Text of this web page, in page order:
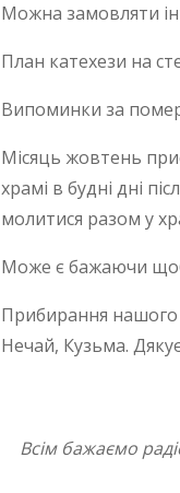
Можна замовляти
План катехези на
Випоминки за
Місяць жовтень
храмі в будні дні
молитися разом у
Може є бажаючи щоб
Прибирання нашого
Нечай, Кузьма.
Всім бажаємо